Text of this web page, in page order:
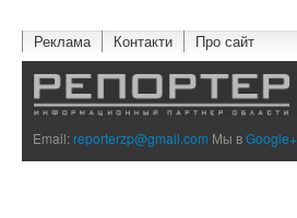
Реклама Контакти Про сайт
Email:reporterzp@gmail.com Мы вGoogle+